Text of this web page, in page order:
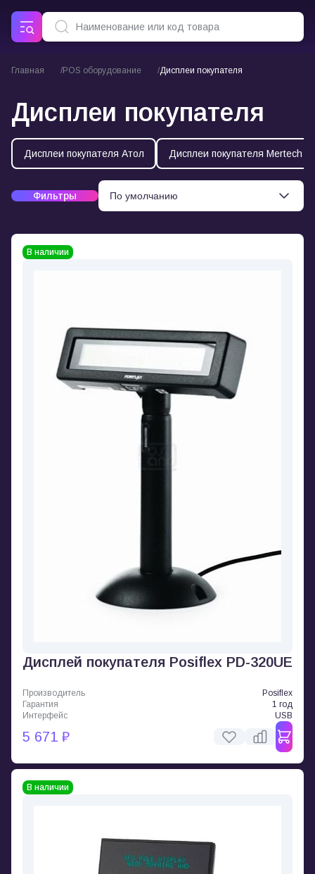
Главная POS оборудование Дисплеи покупателя
Дисплеи покупателя
Дисплеи покупателя Атол Дисплеи покупателя Mertech
Фильтры
В наличии
Дисплей покупателя Posiflex PD-320UE
Производитель
Posiflex
Гарантия
1 год
Интерфейс
USB
5 671 ₽
В наличии